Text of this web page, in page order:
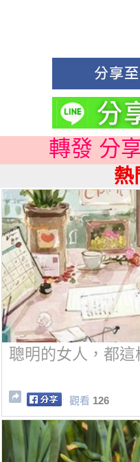
轉發 分
熱
聰明的女人，都這
觀看 126